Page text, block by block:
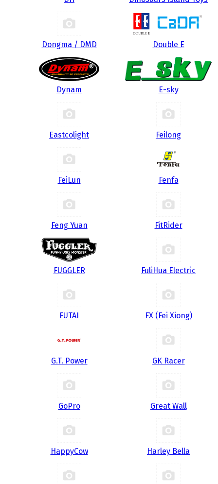
Dongma / DMD Double E
Dynam E-sky
Eastcolight Feilong
FeiLun Fenfa
Feng Yuan FitRider
FUGGLER FuliHua Electric
FUTAI FX (Fei Xiong)
G.T. Power GK Racer
GoPro Great Wall
HappyCow Harley Bella